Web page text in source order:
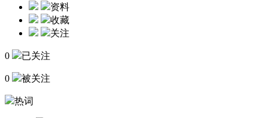
资料
收藏
关注
0 已关注
0 被关注
热词